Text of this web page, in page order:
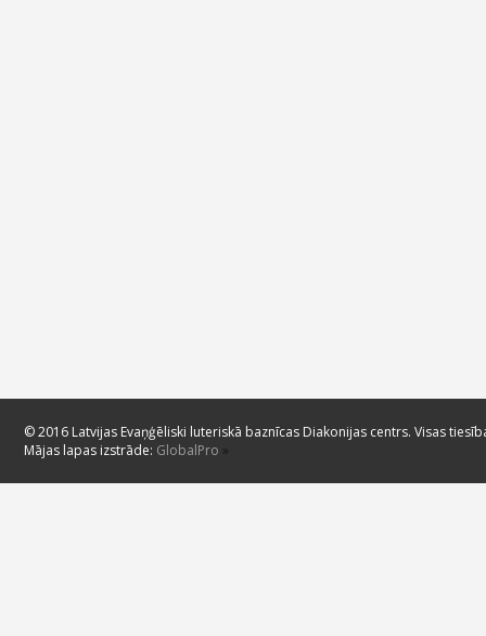
© 2016 Latvijas Evaņģēliski luteriskā baznīcas Diakonijas centrs. Visas
Mājas lapas izstrāde: GlobalPro »